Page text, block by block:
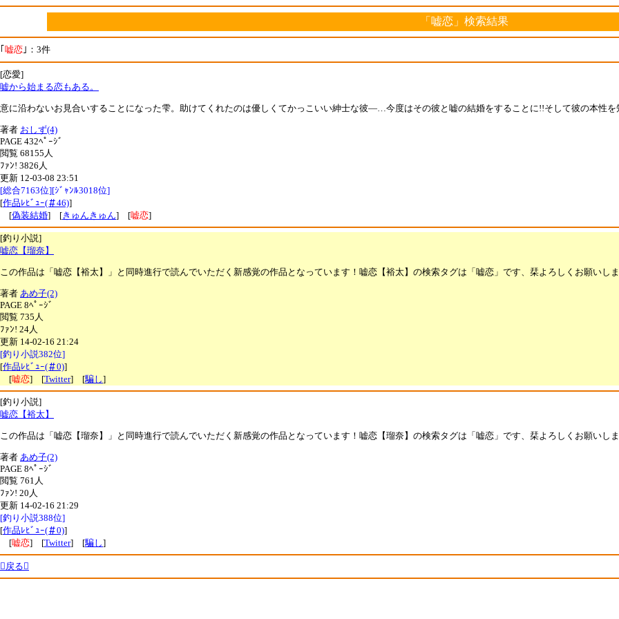
「嘘恋」検索結果
｢ 嘘恋 ｣：3件
[恋愛]
嘘から始まる恋もある。
意に沿わないお見合いすることになった雫。助けてくれたのは優しくてかっこいい紳士な彼―…今度はその彼と嘘の結婚をすることに!!そして彼の本性
著者 おしず(4)
PAGE 432ﾍﾟｰｼﾞ
閲覧 68155人
ﾌｧﾝ! 3826人
更新 12-03-08 23:51
[総合7163位][ｼﾞｬﾝﾙ3018位]
[作品ﾚﾋﾞｭｰ(＃46)]
[偽装結婚] [きゅんきゅん] [嘘恋]
[釣り小説]
嘘恋【瑠奈】
この作品は「嘘恋【裕太】」と同時進行で読んでいただく新感覚の作品となっています！嘘恋【裕太】の検索タグは「嘘恋」です、栞よろしくお願いし
著者 あめ子(2)
PAGE 8ﾍﾟｰｼﾞ
閲覧 735人
ﾌｧﾝ! 24人
更新 14-02-16 21:24
[釣り小説382位]
[作品ﾚﾋﾞｭｰ(＃0)]
[嘘恋] [Twitter] [騙し]
[釣り小説]
嘘恋【裕太】
この作品は「嘘恋【瑠奈】」と同時進行で読んでいただく新感覚の作品となっています！嘘恋【瑠奈】の検索タグは「嘘恋」です、栞よろしくお願いし
著者 あめ子(2)
PAGE 8ﾍﾟｰｼﾞ
閲覧 761人
ﾌｧﾝ! 20人
更新 14-02-16 21:29
[釣り小説388位]
[作品ﾚﾋﾞｭｰ(＃0)]
[嘘恋] [Twitter] [騙し]
戻る